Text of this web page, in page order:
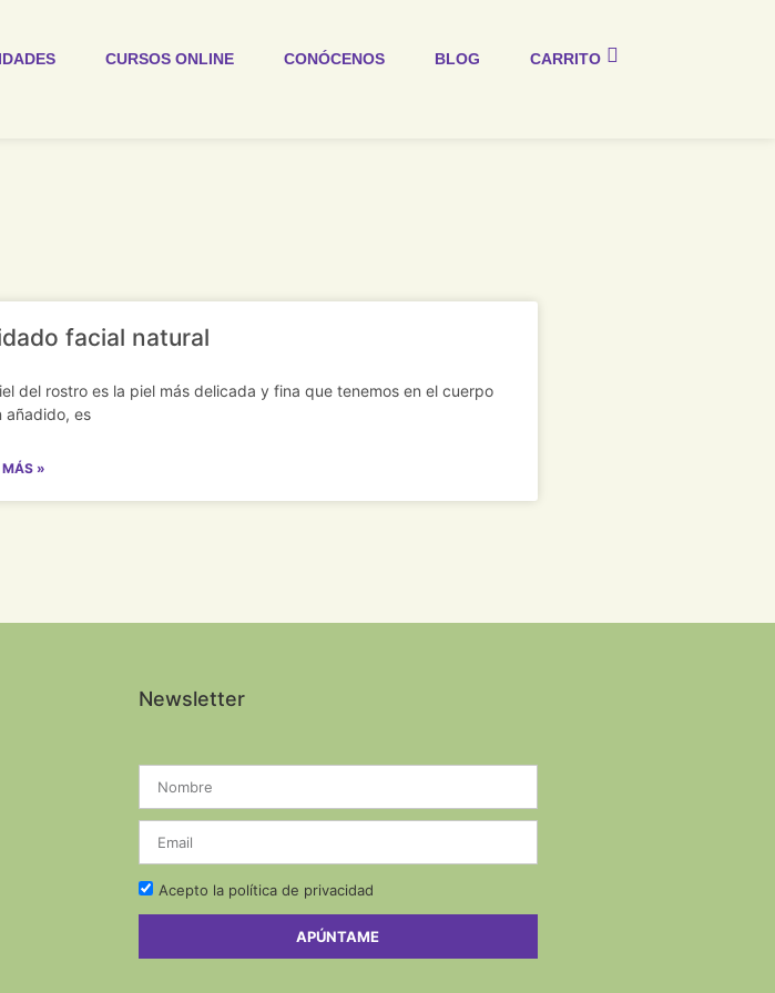
CURSOS ONLINE CONÓCENOS BLOG CARRITO
facial natural
del rostro es la piel más delicada y fina que tenemos en el cuerpo
añadido, es
MÁS »
Newsletter
Acepto la política de privacidad
APÚNTAME